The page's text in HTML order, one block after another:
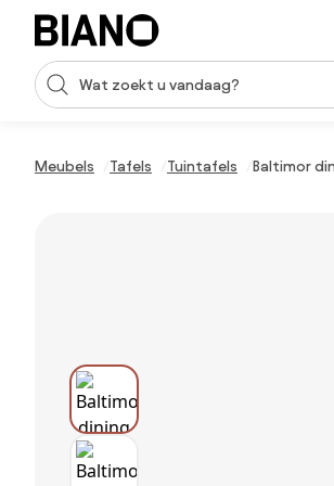
Navigatie overslaan, naar inhoud springen
Zoekopdracht invoeren
Meubels Tafels Tuintafels Baltimor